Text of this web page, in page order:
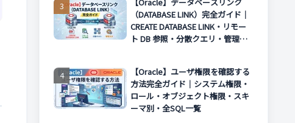
（DATABASE LINK）完全ガイド｜
CREATE DATABASE LINK・リモー
ト DB 参照・分散クエリ・管理方
【Oracle】ユーザ権限を確認する
方法完全ガイド｜システム権限・
ロール・オブジェクト権限・スキ
ーマ別・全SQL一覧